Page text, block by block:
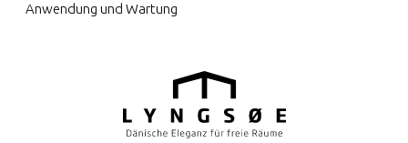
Anwendung und Wartung